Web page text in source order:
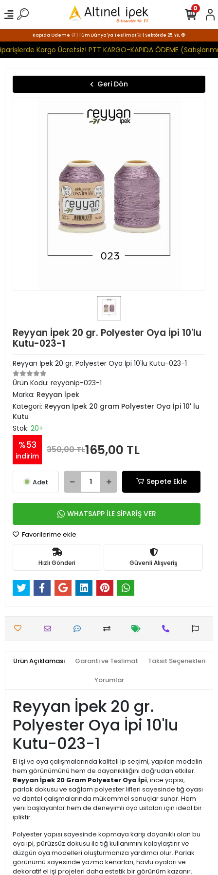
Kapıda Ödeme 🛒 | Tüm Dünya'ya Teslimat 🚀 | Sektörde 25. YIL 🧿
Kargo Ücretsiz! PTT KARGO-KAPIDA ÖDEME
0
Geri Dön
Reyyan İpek 20 gr. Polyester Oya İpi 10'lu
Kutu-023-1
Reyyan İpek 20 gr. Polyester Oya İpi 10'lu Kutu-023-1
Ürün Kodu: reyyanip-023-1
Marka: Reyyan İpek
Kategori: Reyyan İpek 20 gram Polyester Oya İpi 10' lu
Kutu
Stok: 20+
%53
indirim
350,00 TL165,00 TL
Adet Sepete Ekle
WHATSAPP İLE SİPARİŞ VER
Favorilerime ekle
Hızlı Gönderi Güvenli Alışveriş
Ürün Açıklaması Garanti ve Teslimat Taksit Seçenekleri
Yorumlar
Reyyan İpek 20 gr.
Polyester Oya İpi 10'lu
Kutu-023-1
El işi ve oya çalışmalarında kaliteli ip seçimi, yapılan modelin
hem görünümünü hem de dayanıklılığını doğrudan etkiler.
Reyyan İpek 20 Gram Polyester Oya İpi, ince yapısı,
parlak dokusu ve sağlam polyester lifleri sayesinde tığ oyası
ve dantel çalışmalarında mükemmel sonuçlar sunar. Hem
yeni başlayanlar hem de deneyimli oya ustaları için ideal bir
ipliktir.
Polyester yapısı sayesinde kopmaya karşı dayanıklı olan bu
oya ipi, pürüzsüz dokusu ile tığ kullanımını kolaylaştırır ve
düzgün oya modelleri oluşturmanıza yardımcı olur. Parlak
görünümü sayesinde yazma kenarları, havlu oyaları ve
dekoratif el işi projeleri daha estetik bir görünüm kazanır.